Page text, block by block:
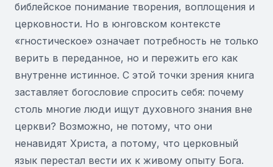
библейское понимание творения, воплощения и
церковности. Но в юнговском контексте
«гностическое» означает потребность не только
верить в переданное, но и пережить его как
внутренне истинное. С этой точки зрения книга
заставляет богословие спросить себя: почему
столь многие люди ищут духовного знания вне
церкви? Возможно, не потому, что они
ненавидят Христа, а потому, что церковный
язык перестал вести их к живому опыту Бога.